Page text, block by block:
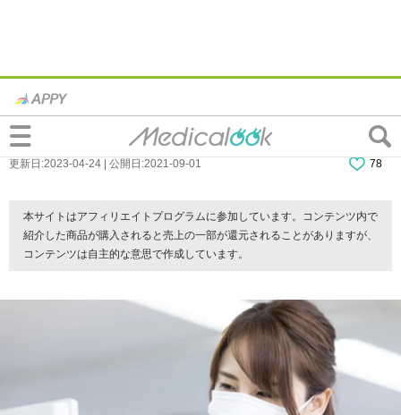
「奥歯の歯茎が腫れて、喉の痛い」親知ら
ずの炎症かも。どう治す？｜歯科医監修
更新日:2023-04-24 | 公開日:2021-09-01 78
本サイトはアフィリエイトプログラムに参加しています。コンテンツ内で
紹介した商品が購入されると売上の一部が還元されることがありますが、
コンテンツは自主的な意思で作成しています。